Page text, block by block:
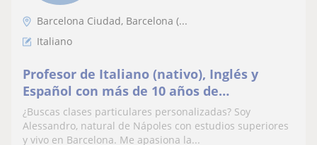
Barcelona Ciudad, Barcelona (...
Italiano
Profesor de Italiano (nativo), Inglés y
Español con más de 10 años de
experiencia. Imparto clases tanto on-line
como presencial.
¿Buscas clases particulares personalizadas? Soy
Alessandro, natural de Nápoles con estudios superiores
y vivo en Barcelona. Me apasiona la...